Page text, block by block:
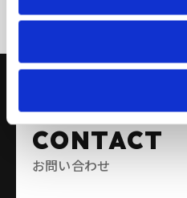
CONTACT
お問い合わせ